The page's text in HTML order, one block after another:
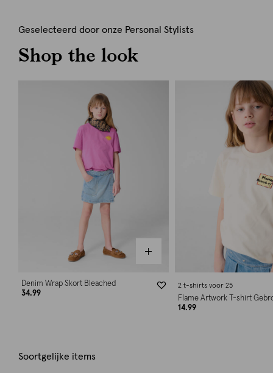
Geselecteerd door onze Personal Stylists
Shop the look
Denim Wrap Skort Bleached
34.99
2 t-shirts voor 25
Flame Artwork T-shirt
14.99
Soortgelijke items